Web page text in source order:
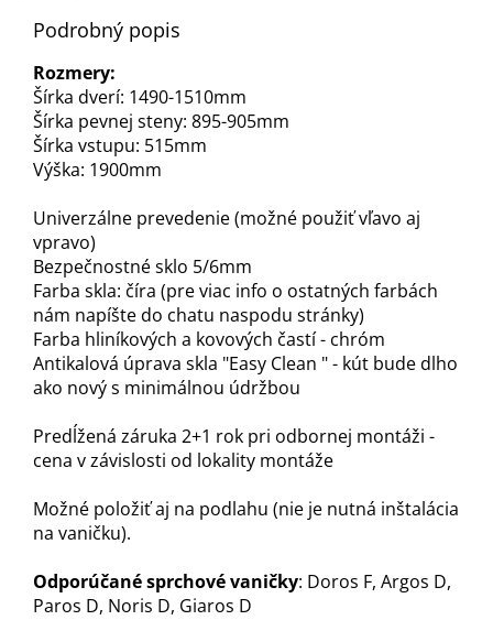
Podrobný popis
Rozmery:
Šírka dverí: 1490-1510mm
Šírka pevnej steny: 895-905mm
Šírka vstupu: 515mm
Výška: 1900mm
Univerzálne prevedenie (možné použiť vľavo aj
vpravo)
Bezpečnostné sklo 5/6mm
Farba skla: číra (pre viac info o ostatných farbách
nám napíšte do chatu naspodu stránky)
Farba hliníkových a kovových častí - chróm
Antikalová úprava skla "Easy Clean " - kút bude dlho
ako nový s minimálnou údržbou
Predĺžená záruka 2+1 rok pri odbornej montáži -
cena v závislosti od lokality montáže
Možné položiť aj na podlahu (nie je nutná inštalácia
na vaničku).
Odporúčané sprchové vaničky: Doros F, Argos D,
Paros D, Noris D, Giaros D